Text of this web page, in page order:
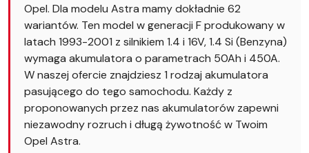
Opel. Dla modelu Astra mamy dokładnie 62
wariantów. Ten model w generacji F produkowany w
latach 1993-2001 z silnikiem 1.4 i 16V, 1.4 Si (Benzyna)
wymaga akumulatora o parametrach 50Ah i 450A.
W naszej ofercie znajdziesz 1 rodzaj akumulatora
pasującego do tego samochodu. Każdy z
proponowanych przez nas akumulatorów zapewni
niezawodny rozruch i długą żywotność w Twoim
Opel Astra.